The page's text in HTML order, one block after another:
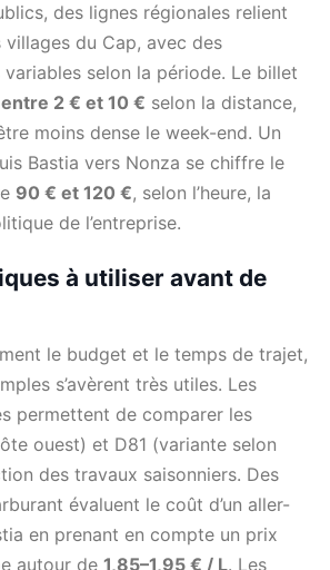
des lignes régionales relient
villages du Cap, avec des
selon la période. Le billet
entre 2 € et 10 € selon la distance,
moins dense le week-end. Un
Bastia vers Nonza se chiffre le
90 € et 120 €, selon l’heure, la
de l’entreprise.
à utiliser avant de
le budget et le temps de trajet,
s’avèrent très utiles. Les
permettent de comparer les
ouest) et D81 (variante selon
des travaux saisonniers. Des
évaluent le coût d’un aller-
en prenant en compte un prix
autour de 1,85–1,95 € / L. Les